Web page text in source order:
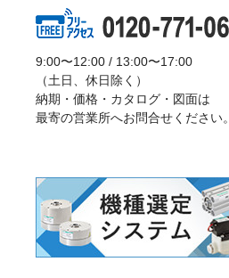
9:00〜12:00 / 13:00〜17:00
（土日、休日除く）
納期・価格・カタログ・図面は
最寄の営業所へお問合せください。